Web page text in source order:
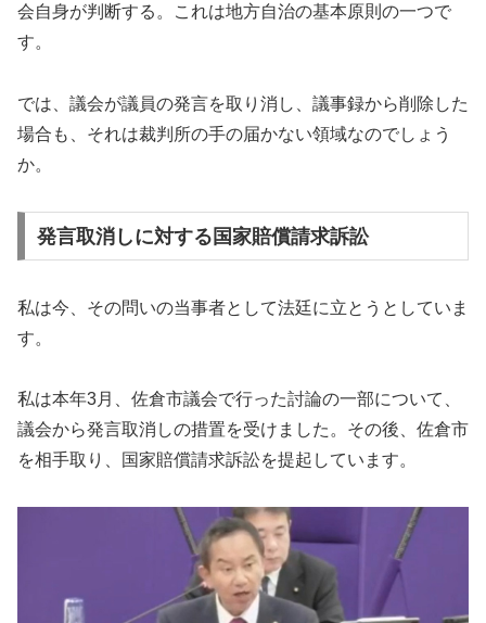
会自身が判断する。これは地方自治の基本原則の一つで
す。
では、議会が議員の発言を取り消し、議事録から削除した
場合も、それは裁判所の手の届かない領域なのでしょう
か。
発言取消しに対する国家賠償請求訴訟
私は今、その問いの当事者として法廷に立とうとしていま
す。
私は本年3月、佐倉市議会で行った討論の一部について、
議会から発言取消しの措置を受けました。その後、佐倉市
を相手取り、国家賠償請求訴訟を提起しています。